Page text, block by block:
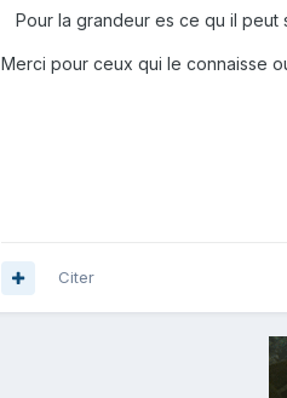
Pour la grandeur es ce qu il peut
Merci pour ceux qui le connaisse
Citer